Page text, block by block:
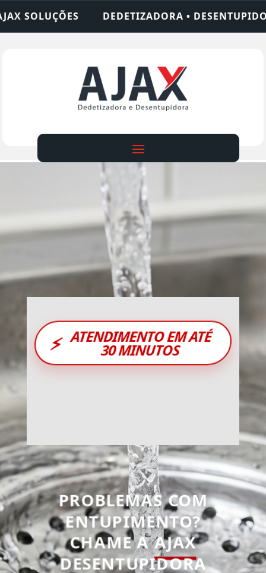
• DESENTUPIDORA • LIMPEZA DE FOSSA
⚡ ATENDIMENTO EM ATÉ
30 MINUTOS
PROBLEMAS COM
ENTUPIMENTO?
CHAME AAJAX
DESENTUPIDORA